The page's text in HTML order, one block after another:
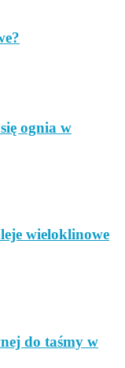
ognia w
wieloklinowe
do taśmy w